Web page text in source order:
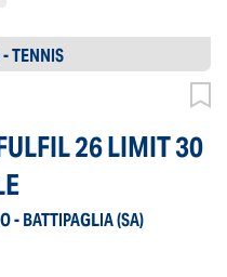
TENNIS
26 LIMIT 30
- BATTIPAGLIA(SA)